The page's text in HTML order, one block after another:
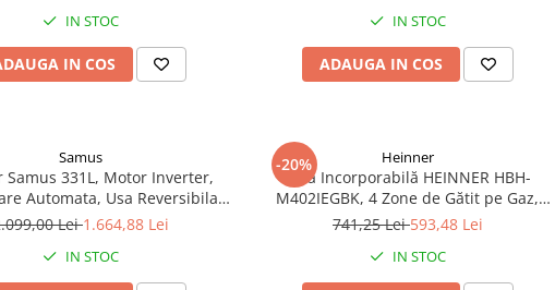
IN STOC
IN COS
IN STOC
ADAUGA IN COS
Samus
Samus 331L, Motor Inverter,
Automata, Usa Reversibila,
Alb
Lei1.664,88 Lei
IN STOC
-20% Heinner
Plită Incorporabilă HEINNER HBH-
M402IEGBK, 4 Zone de Gătit pe Gaz,
Sticlă Neagră, Protecție împotriva
Lateral
741,25 Lei593,48 Lei
IN STOC